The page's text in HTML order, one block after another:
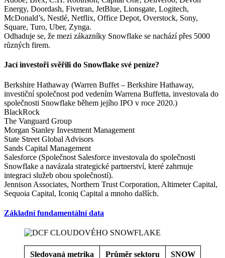
Energy, Doordash, Fivetran, JetBlue, Lionsgate, Logitech,
McDonald’s, Nestlé, Netflix, Office Depot, Overstock, Sony,
Square, Turo, Uber, Zynga.
Odhaduje se, že mezi zákazníky Snowflake se nachází přes 5000
různých firem.
Jací investoři svěřili do Snowflake své peníze?
Berkshire Hathaway (Warren Buffet – Berkshire Hathaway,
investiční společnost pod vedením Warrena Buffetta, investovala do
společnosti Snowflake během jejího IPO v roce 2020.)
BlackRock
The Vanguard Group
Morgan Stanley Investment Management
State Street Global Advisors
Sands Capital Management
Salesforce (Společnost Salesforce investovala do společnosti
Snowflake a navázala strategické partnerství, které zahrnuje
integraci služeb obou společností).
Jennison Associates, Northern Trust Corporation, Altimeter Capital,
Sequoia Capital, Iconiq Capital a mnoho dalších.
Základní fundamentální data
Sledovaná metrika Průměr sektoru SNOW